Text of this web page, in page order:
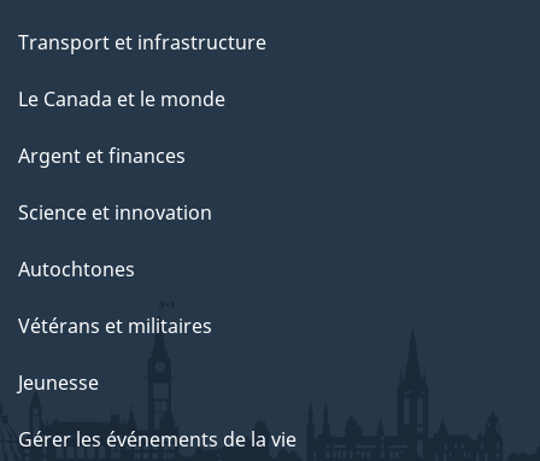
Transport et infrastructure
Le Canada et le monde
Argent et finances
Science et innovation
Autochtones
Vétérans et militaires
Jeunesse
Gérer les événements de la vie